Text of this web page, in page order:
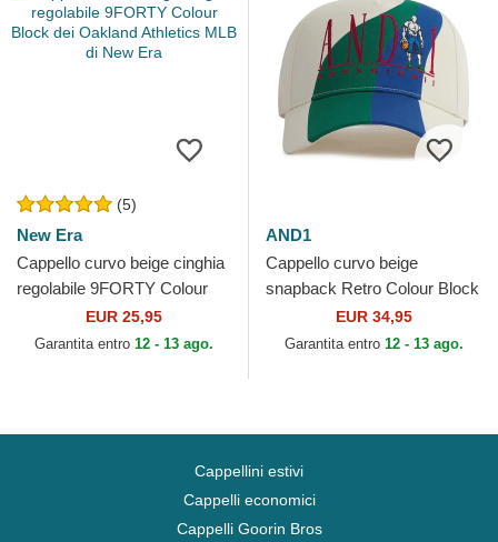
(5)
New Era
Cappello curvo beige cinghia
regolabile 9FORTY Colour
Block dei Oakland Athletics
MLB di New Era
EUR 25,95
Garantita entro 12 - 13 ago.
AND1
Cappello curvo beige
snapback Retro Colour Block
EUR 34,95
Garantita entro 12 - 13 ago.
Cappellini estivi
Cappelli economici
Cappelli Goorin Bros